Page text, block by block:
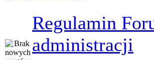
Regulamin
administracji